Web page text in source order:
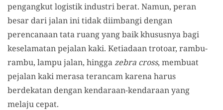
pengangkut logistik industri berat. Namun, peran
besar dari jalan ini tidak diimbangi dengan
perencanaan tata ruang yang baik khususnya bagi
keselamatan pejalan kaki. Ketiadaan trotoar, rambu-
rambu, lampu jalan, hinggazebra cross, membuat
pejalan kaki merasa terancam karena harus
berdekatan dengan kendaraan-kendaraan yang
melaju cepat.